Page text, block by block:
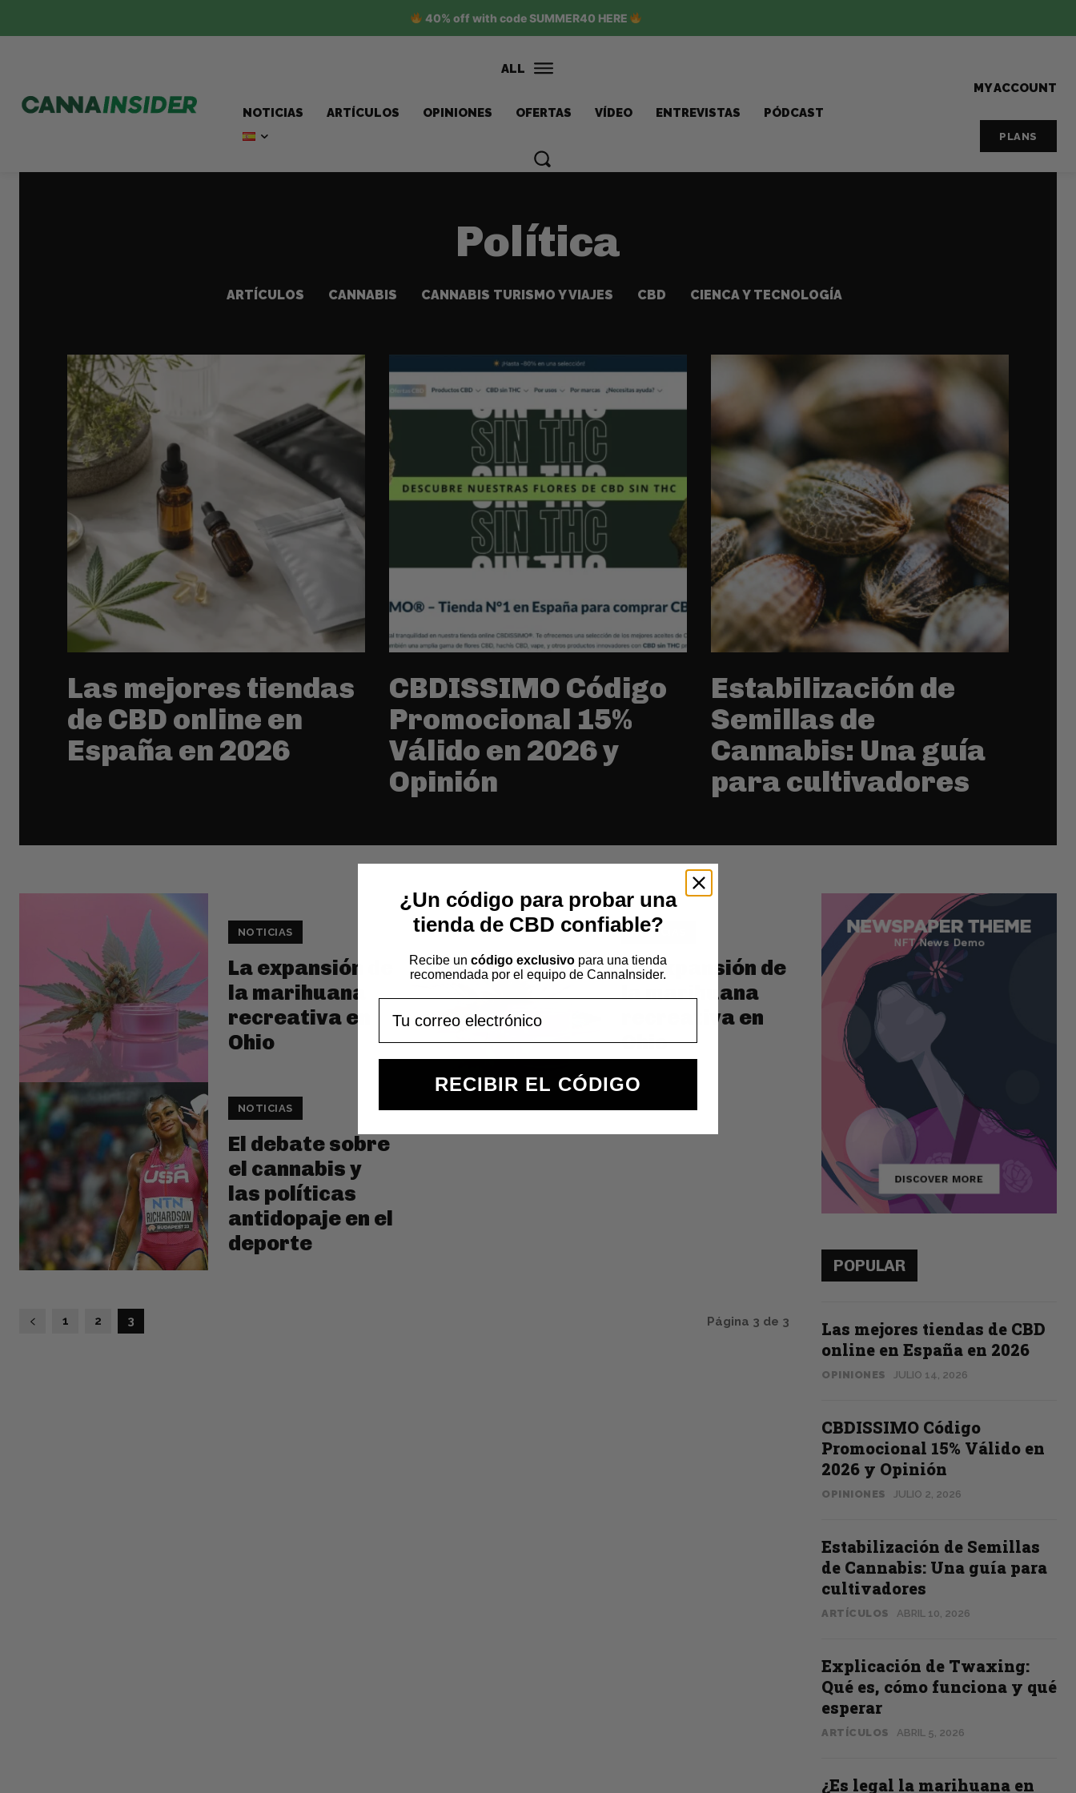
40% off with code SUMMER40 HERE
ALL
NOTICIAS ARTÍCULOS OPINIONES OFERTAS VÍDEO ENTREVISTAS PÓDCAST
MY ACCOUNT
PLANS
Política
ARTÍCULOS CANNABIS CANNABIS TURISMO Y VIAJES CBD CIENCA Y TECNOLOGÍA
Las mejores tiendas
de CBD online en
España en 2026
CBDISSIMO Código
Promocional 15%
Válido en 2026 y
Opinión
Estabilización de
Semillas de
Cannabis: Una guía
para cultivadores
NOTICIAS
La expansión de
la marihuana
recreativa en
Ohio
NOTICIAS
La expansión de
la marihuana
recreativa en
Ohio
NOTICIAS
El debate sobre
el cannabis y
las políticas
antidopaje en el
deporte
1 2 3 Página 3 de 3
POPULAR
Las mejores tiendas de CBD
online en España en 2026
OPINIONES JULIO 14, 2026
CBDISSIMO Código
Promocional 15% Válido en
2026 y Opinión
OPINIONES JULIO 2, 2026
Estabilización de Semillas
de Cannabis: Una guía para
cultivadores
ARTÍCULOS ABRIL 10, 2026
Explicación de Twaxing:
Qué es, cómo funciona y qué
esperar
ARTÍCULOS ABRIL 5, 2026
¿Es legal la marihuana en
¿Un código para probar una
tienda de CBD confiable?
Recibe un código exclusivo para una tienda
recomendada por el equipo de CannaInsider.
RECIBIR EL CÓDIGO